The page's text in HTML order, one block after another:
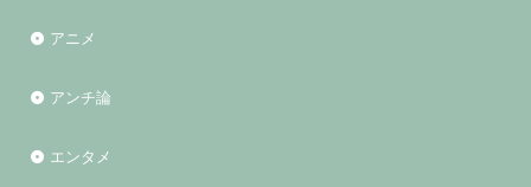
アニメ
アンチ論
エンタメ